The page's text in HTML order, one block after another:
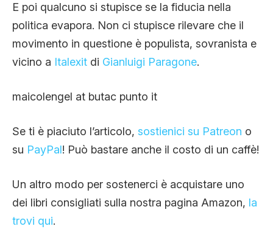
E poi qualcuno si stupisce se la fiducia nella
politica evapora. Non ci stupisce rilevare che il
movimento in questione è populista, sovranista e
vicino a Italexit di Gianluigi Paragone.
maicolengel at butac punto it
Se ti è piaciuto l’articolo, sostienici su Patreon o
su PayPal! Può bastare anche il costo di un caffè!
Un altro modo per sostenerci è acquistare uno
dei libri consigliati sulla nostra pagina Amazon, la
trovi qui.